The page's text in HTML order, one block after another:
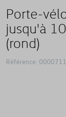
Porte-
jusqu'à
(rond)
Référence: